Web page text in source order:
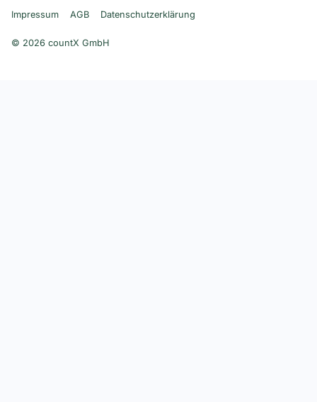
© 2026 countX GmbH
Impressum AGB Datenschutzerklärung